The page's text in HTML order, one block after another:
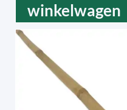
winkelwagen